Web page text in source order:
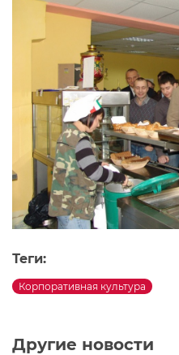
Другие новости
Теги:
Корпоративная культура